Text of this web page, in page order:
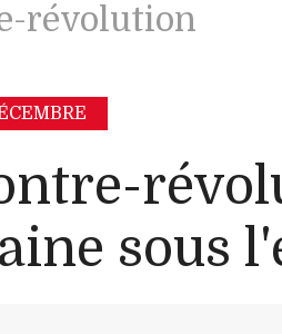
révolution
sous